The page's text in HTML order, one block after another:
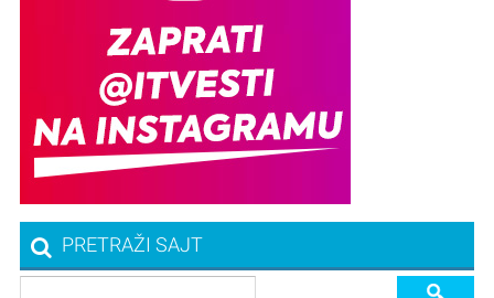
PRETRAŽI SAJT